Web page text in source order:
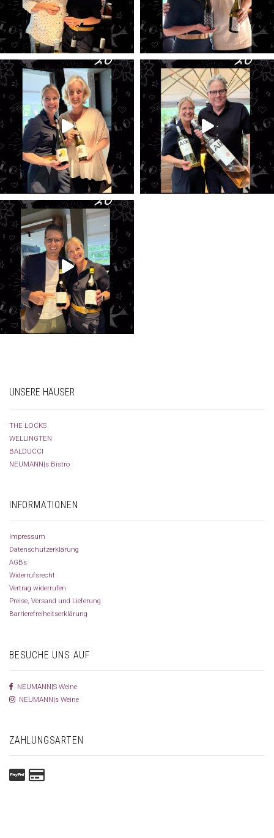
UNSERE HÄUSER
THE LOCKS
WELLINGTEN
BALDUCCI
NEUMANN|s Bistro
INFORMATIONEN
Impressum
Datenschutzerklärung
AGBs
Widerrufsrecht
Vertrag widerrufen
Preise, Versand und Lieferung
Barrierefreiheitserklärung
BESUCHE UNS AUF
NEUMANN|S Weine
NEUMANN|s Weine
ZAHLUNGSARTEN